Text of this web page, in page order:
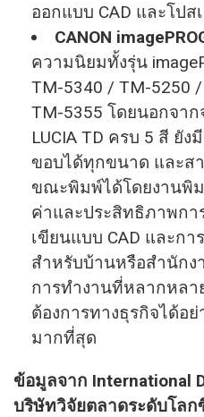
ออกแบบ CAD และโป
CANON
ความนิยมทั้งรุ่น
TM-5340 / TM-5250
TM-5355 โดยนอกจา
LUCIA TD ครบ 5 สี ยั
ขอบได้ทุกขนาด และส
ขณะพิมพ์ได้โดยงานพิ
ค่าและประสิทธิภาพก
เขียนแบบ CAD และก
สำหรับบ้านหรือสำนัก
การทำงานที่หลากหล
ต้องการทางธุรกิจได้อ
มากที่สุด
ข้อมูลจาก International
บริษัทวิจัยตลาดระดับโล